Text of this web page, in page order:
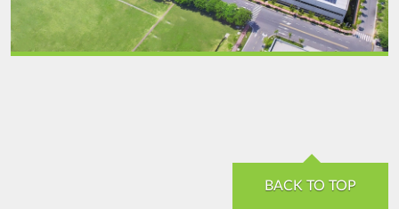
BACK TO TOP